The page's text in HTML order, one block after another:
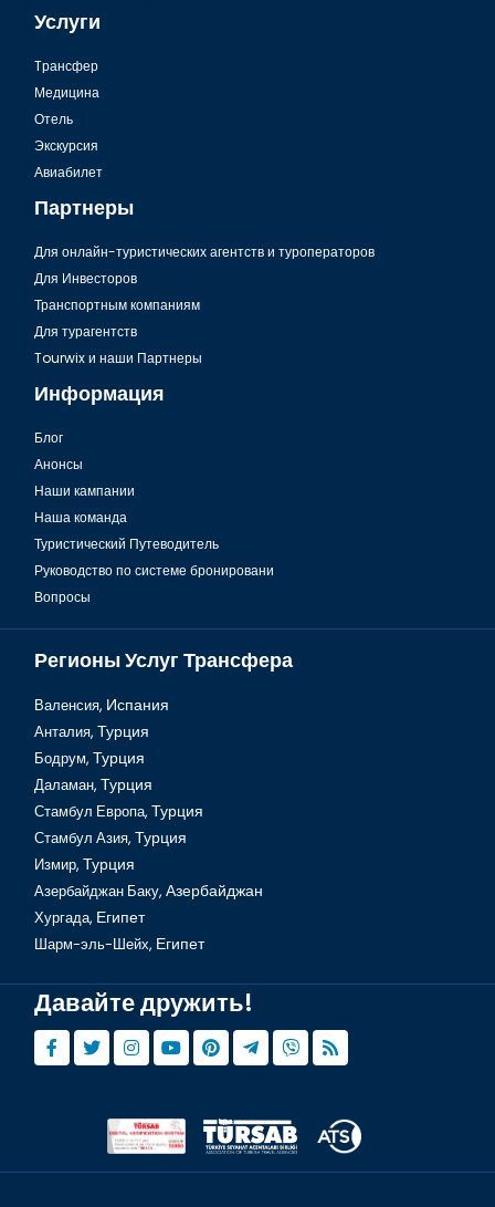
Услуги
Tрансфер
Медицина
Отель
Экскурсия
Авиабилет
Партнеры
Для онлайн-туристических агентств и туроператоров
Для Инвесторов
Транспортным компаниям
Для турагентств
Tourwix и наши Партнеры
Информация
Блог
Анонсы
Наши кампании
Наша команда
Туристический Путеводитель
Руководство по системе бронировани
Вопросы
Регионы Услуг Трансфера
Валенсия, Испания
Анталия, Турция
Бодрум, Турция
Даламан, Турция
Стамбул Европа, Турция
Стамбул Азия, Турция
Измир, Турция
Азербайджан Баку, Азербайджан
Хургада, Египет
Шарм-эль-Шейх, Египет
Давайте дружить!